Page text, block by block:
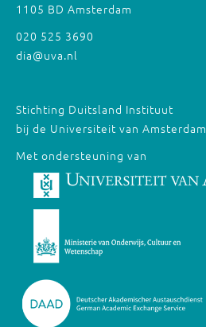
1105 BD Amsterdam
020 525 3690
dia@uva.nl
Stichting Duitsland Instituut
bij de Universiteit van Amsterdam
Met ondersteuning van